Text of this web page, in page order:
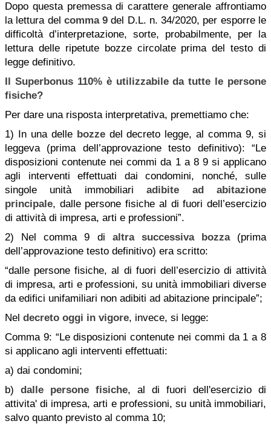
Dopo questa premessa di carattere generale affrontiamo
la lettura del comma 9 del D.L. n. 34/2020, per esporre le
difficoltà d’interpretazione, sorte, probabilmente, per la
lettura delle ripetute bozze circolate prima del testo di
legge definitivo.
Il Superbonus 110% è utilizzabile da tutte le persone
fisiche?
Per dare una risposta interpretativa, premettiamo che:
1) In una delle bozzedel decreto legge, al comma 9, si
leggeva (prima dell’approvazione testo definitivo): “Le
disposizioni contenute nei commi da 1 a 89 si applicano
agli interventi effettuati dai condomini, nonché, sulle
singole unità immobiliariadibite ad abitazione
principale, dalle persone fisiche al di fuori dell’esercizio
di attività di impresa, arti e professioni”.
2) Nel comma 9 di altra successiva bozza(prima
dell’approvazione testo definitivo) era scritto:
“dalle persone fisiche, al di fuori dell’esercizio di attività
di impresa, arti e professioni, su unità immobiliari diverse
da edifici unifamiliari non adibiti ad abitazione principale”;
Nel decreto oggi in vigore, invece, si legge:
Comma 9: “Le disposizioni contenute nei commi da 1 a 8
si applicano agli interventi effettuati:
a) dai condomini;
b) dalle persone fisiche, al di fuori dell'esercizio di
attivita' di impresa, arti e professioni, su unità immobiliari,
salvo quanto previsto al comma 10;